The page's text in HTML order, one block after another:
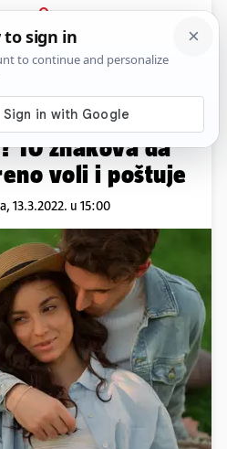
PRIJAVA
Lifestyle Komentari
'volim te', no
10 znakova da
voli i poštuje
13.3.2022. u 15:00